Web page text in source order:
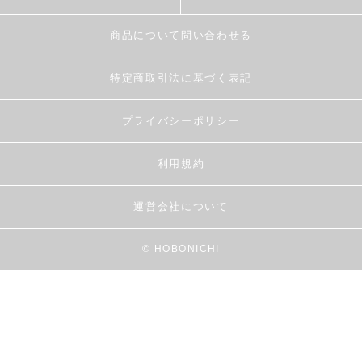
商品について問い合わせる
特定商取引法に基づく表記
プライバシーポリシー
利用規約
運営会社について
© HOBONICHI